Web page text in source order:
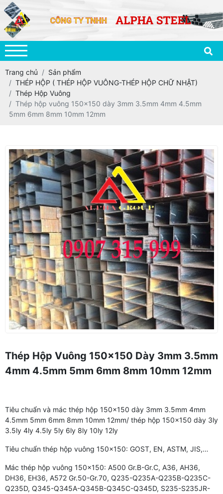
Trang chủ
Sản phẩm
THÉP HỘP ( THÉP HỘP VUÔNG-THÉP HỘP CHỮ NHẬT)
Thép Hộp Vuông
Thép hộp vuông 150x150 dày 3mm 3.5mm 4mm 4.5mm
5mm 6mm 8mm 10mm 12mm
Thép Hộp Vuông 150x150 Dày 3mm 3.5mm
4mm 4.5mm 5mm 6mm 8mm 10mm 12mm
Tiêu chuẩn và mác thép hộp 150×150 dày 3mm 3.5mm 4mm
4.5mm 5mm 6mm 8mm 10mm 12mm/ thép hộp 150×150 dày 3ly
3.5ly 4ly 4.5ly 5ly 6ly 8ly 10ly 12ly
Tiêu chuẩn thép hộp vuông 150x150: GOST, EN, ASTM, JIS,…
Mác thép hộp vuông 150x150: A500 Gr.B-Gr.C, A36, AH36,
DH36, EH36, A572 Gr.50-Gr.70, Q235-Q235A-Q235B-Q235C-
Q235D, Q345-Q345A-Q345B-Q345C-Q345D, S235-S235JR-